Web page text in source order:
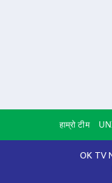
हाम्रो टीम
OK TV